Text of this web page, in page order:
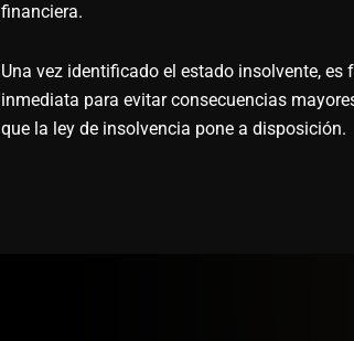
financiera.
Una vez identificado el estado insolvente,
inmediata para evitar consecuencias
que la ley de insolvencia pone a disposición.